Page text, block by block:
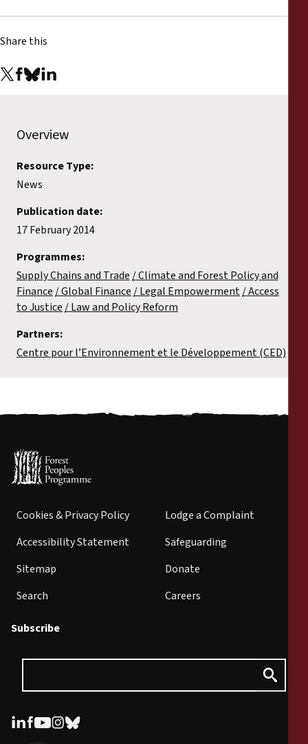
Share this
Overview
Resource Type:
News
Publication date:
17 February 2014
Programmes:
Supply Chains and Trade Climate and Forest Policy and
Finance Global Finance Legal Empowerment Access
to Justice
Law and Policy Reform
Partners:
Centre pour l’Environnement et le Développement (CED)
Cookies & Privacy Policy
Accessibility Statement
Sitemap
Search
Lodge a Complaint
Safeguarding
Donate
Careers
Subscribe